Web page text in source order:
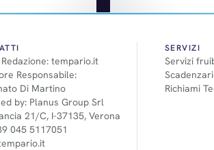
Parigi) e un
della…
prestazioni migliori
diesel elettrico plug-in
tempario.it
Responsabile:
Di Martino
by: Planus Group Srl
21/C, I-37135, Verona
045 5117051
SERVIZI
Servizi
Richiami